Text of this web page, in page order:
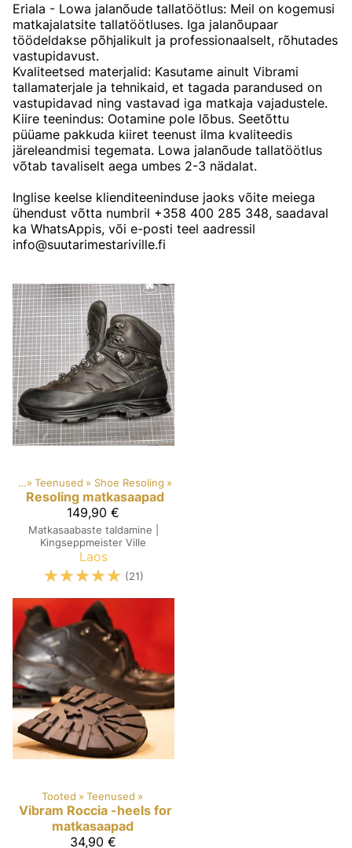
Eriala - Lowa jalanõude tallatöötlus: Meil on kogemusi
matkajalatsite tallatöötluses. Iga jalanõupaar
töödeldakse põhjalikult ja professionaalselt, rõhutades
vastupidavust.
Kvaliteetsed materjalid: Kasutame ainult Vibrami
tallamaterjale ja tehnikaid, et tagada parandused on
vastupidavad ning vastavad iga matkaja vajadustele.
Kiire teenindus: Ootamine pole lõbus. Seetõttu
püüame pakkuda kiiret teenust ilma kvaliteedis
järeleandmisi tegemata. Lowa jalanõude tallatöötlus
võtab tavaliselt aega umbes 2-3 nädalat.
Inglise keelse klienditeeninduse jaoks võite meiega
ühendust võtta numbril +358 400 285 348, saadaval
ka WhatsAppis, või e-posti teel aadressil
info@suutarimestariville.fi
‪» Teenused ‪» Shoe Resoling ‪»
Resoling matkasaapad
149,90 €
Matkasaabaste taldamine |
Kingseppmeister Ville
Laos
☆☆☆☆☆ (21)
Tooted ‪» Teenused ‪»
Vibram Roccia -heels for
matkasaapad
34,90 €